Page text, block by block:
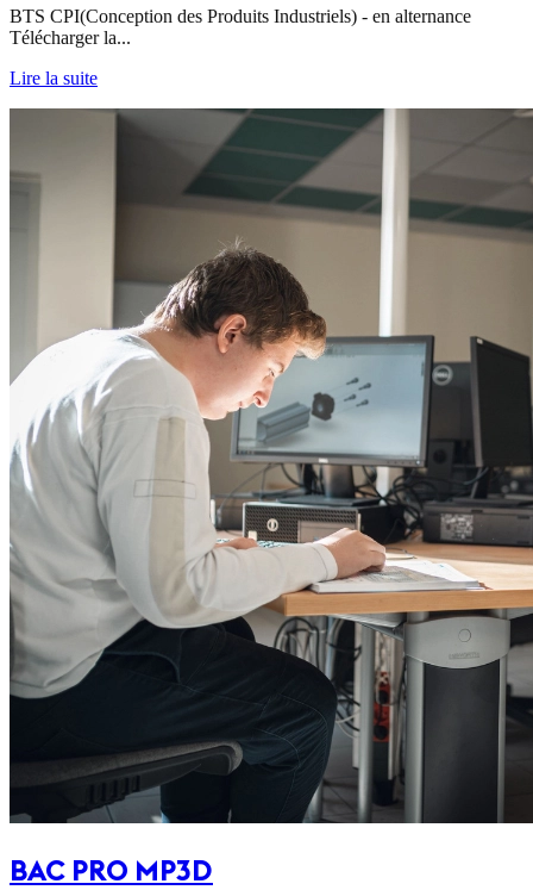
BTS CPI(Conception des Produits Industriels) - en alternance
Télécharger la...
Lire la suite
BAC PRO MP3D